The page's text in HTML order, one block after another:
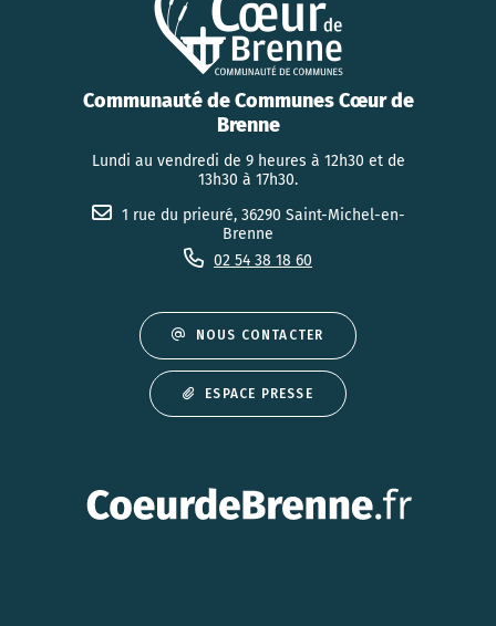
Communauté de Communes Cœur de
Brenne
Lundi au vendredi de 9 heures à 12h30 et de
13h30 à 17h30.
1 rue du prieuré, 36290 Saint-Michel-en-
Brenne
02 54 38 18 60
NOUS CONTACTER
ESPACE PRESSE